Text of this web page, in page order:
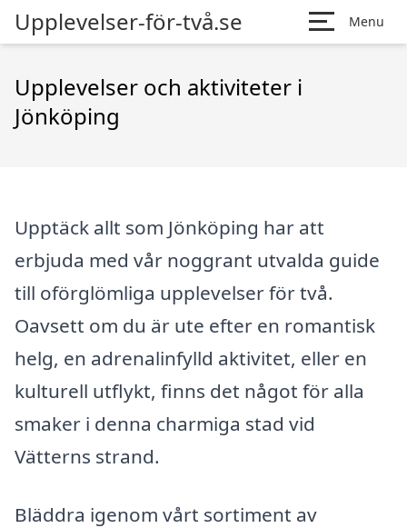
Upplevelser-för-två.se Menu
Upplevelser och aktiviteter i
Jönköping
Upptäck allt som Jönköping har att
erbjuda med vår noggrant utvalda guide
till oförglömliga upplevelser för två.
Oavsett om du är ute efter en romantisk
helg, en adrenalinfylld aktivitet, eller en
kulturell utflykt, finns det något för alla
smaker i denna charmiga stad vid
Vätterns strand.
Bläddra igenom vårt sortiment av